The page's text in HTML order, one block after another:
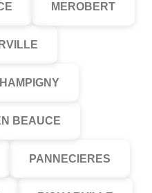
MEROBERT
BEAUCE
PANNECIERES